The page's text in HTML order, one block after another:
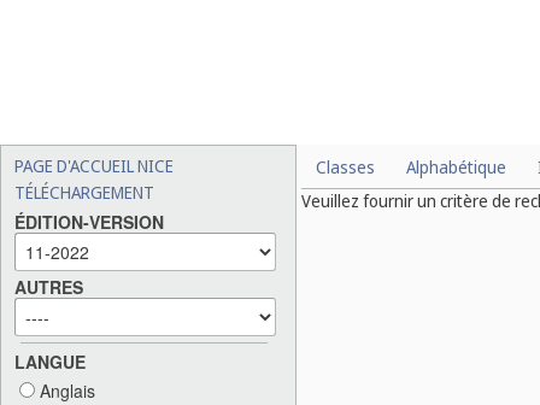
PAGE D'ACCUEIL NICE
TÉLÉCHARGEMENT
ÉDITION-VERSION
AUTRES
LANGUE
Anglais
Classes Alphabétique
Veuillez fournir un critère de